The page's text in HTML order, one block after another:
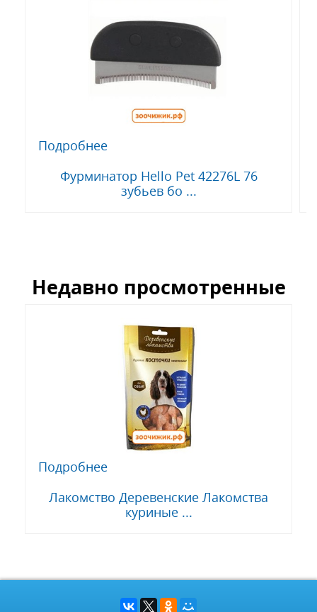
Подробнее
Фурминатор Hello Pet 42276L 76
зубьев бо ...
Недавно просмотренные
Подробнее
Лакомство Деревенские Лакомства
куриные ...